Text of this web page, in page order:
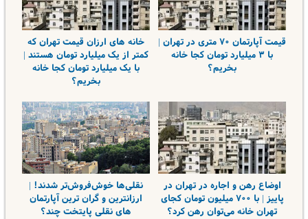
قیمت آپارتمان ۷۰ متری در تهران |
با ۳ میلیارد تومان کجا خانه
بخریم؟
خانه های ارزان قیمت تهران که
کمتر از یک میلیارد تومان هستند |
با یک میلیارد تومان کجا خانه
بخریم؟
اوضاع رهن و اجاره در تهران در
پاییز | با ۷۰۰ میلیون تومان کجای
تهران خانه می‌توان رهن کرد؟
نقلی‌ها خوش‌فروش‌تر شدند! |
ارزانترین و گران ترین آپارتمان
های نقلی پایتخت چند؟